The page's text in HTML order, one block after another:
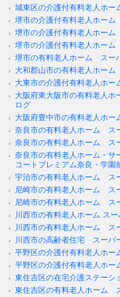
城東区の介護付有料老人ホ
堺市の介護付有料老人ホー
堺市の介護付有料老人ホー
堺市の介護付有料老人ホー
堺市の有料老人ホーム スー
大和郡山市の有料老人ホー
大東市の介護付有料老人ホ
大阪府東大阪市の有料老人
ログ
大阪府豊中市の有料老人ホ
奈良市の有料老人ホーム ス
奈良市の有料老人ホーム ス
奈良市の有料老人ホーム・
コートプレミアム奈良・学園
宇治市の有料老人ホーム ス
尼崎市の有料老人ホーム ス
尼崎市の有料老人ホーム ス
川西市の有料老人ホーム ス
川西市の有料老人ホーム ス
川西市の高齢者住宅 スーパ
平野区の介護付有料老人ホ
平野区の介護付有料老人ホ
東住吉区の在宅介護ステー
東住吉区の有料老人ホーム